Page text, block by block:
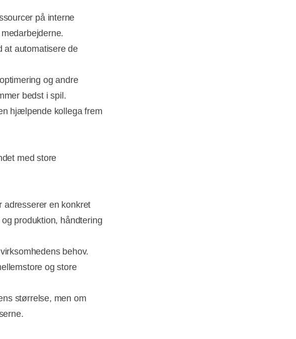
på interne
at automatisere de
og andre
bedst i spil.
hjælpende kollega frem
med store
adresserer en konkret
produktion, håndtering
behov.
og store
størrelse, men om